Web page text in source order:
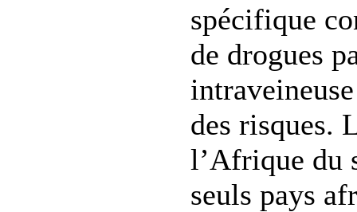
spécifique
de drogues
des risques.
l’Afrique du
seuls pays